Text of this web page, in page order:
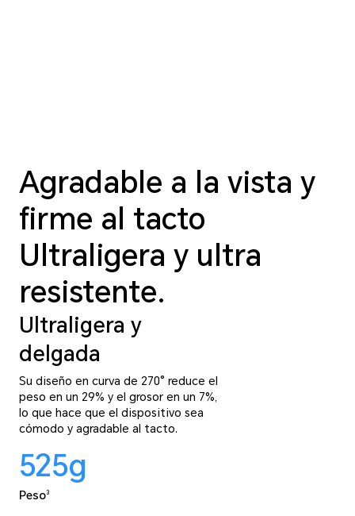
Agradable a la vista y
firme al tacto
Ultraligera y ultra
resistente.
Ultraligera y
delgada
Su diseño en curva de 270° reduce el
peso en un 29% y el grosor en un 7%,
lo que hace que el dispositivo sea
cómodo y agradable al tacto.
525g
Peso3